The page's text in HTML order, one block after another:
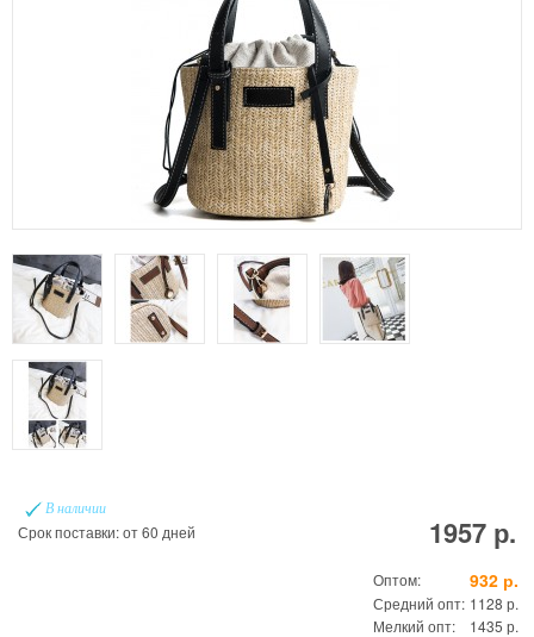
В наличии
Срок поставки: от 60 дней 1957 р.
Оптом: 932 р.
Средний опт: 1128 р.
Мелкий опт:
1435 р.